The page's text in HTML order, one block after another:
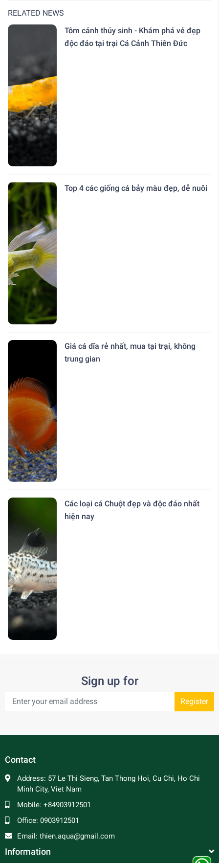
RELATED NEWS
Tôm cảnh thủy sinh - Khám phá vẻ đẹp
độc đáo tại trại Cá Cảnh Thiên Đức
Top 4 các giống cá bảy màu đẹp, dễ nuôi
Giá cá dĩa rẻ nhất, mua tại trại, không
trung gian
Các loại cá Chuột đẹp và độc đáo nhất
hiện nay
Sign up for
Register
Contact
Address: 57 Le Thi Sieng, Tan Thong Hoi, Cu Chi, Ho Chi
Minh City, Viet Nam
Mobile: +84903912501
Office: 0903912501
Email: thien.aqua@gmail.com
Information